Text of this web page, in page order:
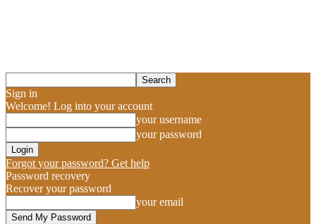
Sign in
Welcome! Log into your account
your username
your password
Forgot your password? Get help
Password recovery
Recover your password
your email